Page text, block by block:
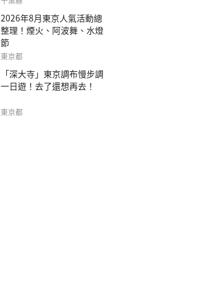
2026年8月東京人氣活動總
整理！煙火、阿波舞、水燈
節
東京都
「深大寺」東京調布慢步調
一日遊！去了還想再去！
東京都